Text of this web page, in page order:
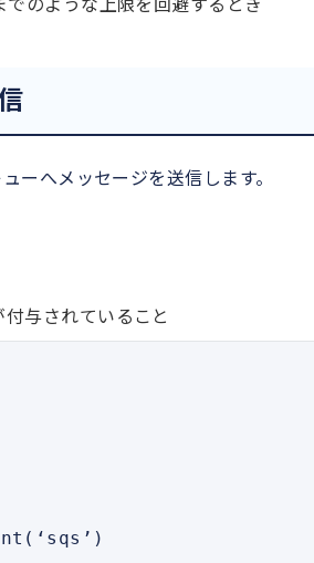
のような上限を回避するとき
ーへメッセージを送信します。
与されていること